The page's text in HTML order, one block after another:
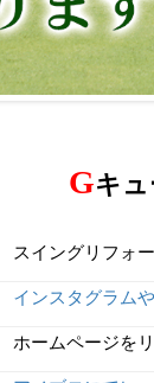
Gキ
スイングリフォ
インスタグラム
ホームページを